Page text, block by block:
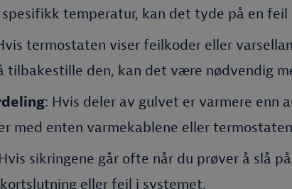
temperatur, kan det tyde på en
termostaten viser feilkoder eller
tilbakestille den, kan det være nødvendig
: Hvis deler av gulvet er varmere enn
med enten varmekablene eller
Hvis sikringene går ofte når du prøver å slå
eller feil i systemet.